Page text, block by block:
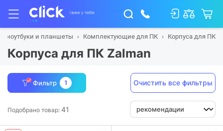
ноутбуки и планшеты Комплектующие для ПК Корпуса для ПК
Корпуса для ПК Zalman
Фильтр 1 Очистить все фильтры
Подобрано товар: 41